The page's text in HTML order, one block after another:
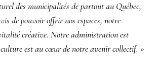
des municipalités de partout au Québec,
de pouvoir offrir nos espaces, notre
créative. Notre administration est
est au cœur de notre avenir collectif. »